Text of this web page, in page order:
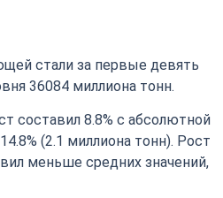
стали за первые девять
36084 миллиона тонн.
составил 8.8% с абсолютной
(2.1 миллиона тонн). Рост
меньше средних значений,